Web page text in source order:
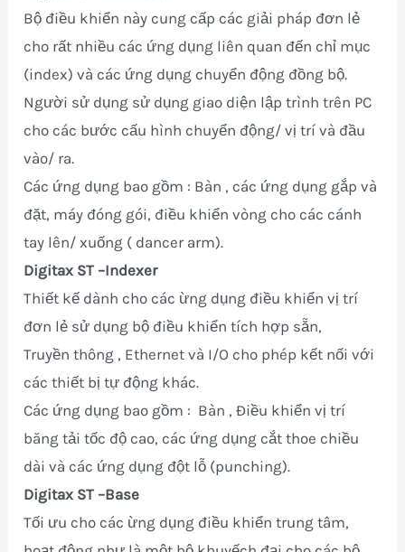
Bộ điều khiển này cung cấp các giải pháp đơn lẻ
cho rất nhiều các ứng dụng liên quan đến chỉ mục
(index) và các ứng dụng chuyển động đồng bộ.
Người sử dụng sử dụng giao diện lập trình trên PC
cho các bước cấu hình chuyển động/ vị trí và đầu
vào/ ra.
Các ứng dụng bao gồm : Bàn , các ứng dụng gắp và
đặt, máy đóng gói, điều khiển vòng cho các cánh
tay lên/ xuống ( dancer arm).
Digitax ST –Indexer
Thiết kế dành cho các ừng dụng điều khiển vị trí
đơn lẻ sử dụng bộ điều khiển tích hợp sẵn,
Truyền thông , Ethernet và I/O cho phép kết nối với
các thiết bị tự động khác.
Các ứng dụng bao gồm : Bàn , Điều khiển vị trí
băng tải tốc độ cao, các ứng dụng cắt thoe chiều
dài và các ứng dụng đột lỗ (punching).
Digitax ST –Base
Tối ưu cho các ừng dụng điều khiển trung tâm,